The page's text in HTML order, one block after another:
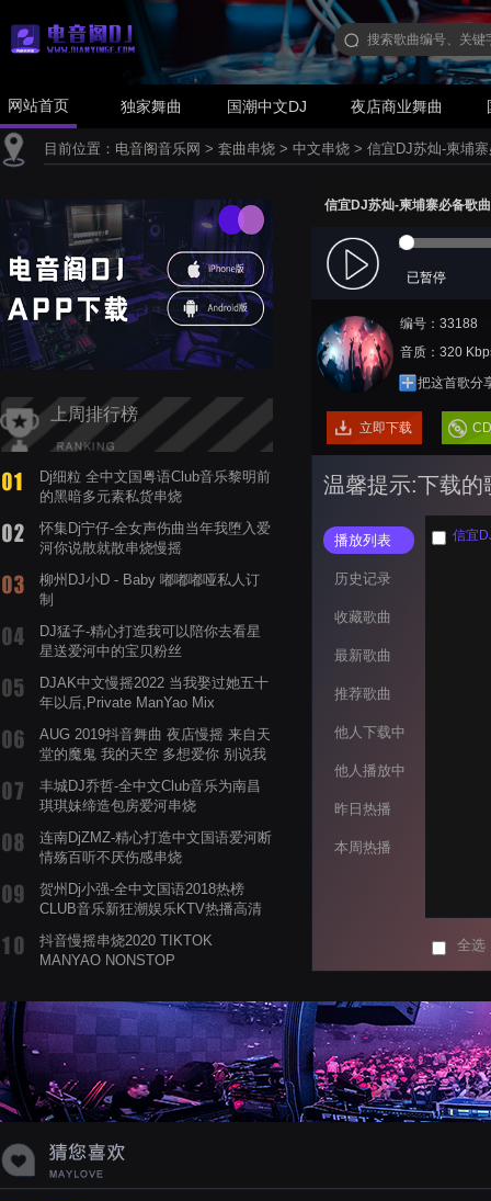
网站首页 独家舞曲 国潮中文DJ 夜店商业舞曲
目前位置： 电音阁音乐网 > 套曲串烧 > 中文串烧 > 信宜DJ苏灿-柬埔
上周排行榜
Dj细粒 全中文国粤语Club音乐黎明前
的黑暗多元素私货串烧
怀集Dj宁仔-全女声伤曲当年我堕入爱
河你说散就散串烧慢摇
柳州DJ小D - Baby 嘟嘟嘟哑私人订
制
DJ猛子-精心打造我可以陪你去看星
星送爱河中的宝贝粉丝
DJAK中文慢摇2022 当我娶过她五十
年以后,Private ManYao Mix
AUG 2019抖音舞曲 夜店慢摇 来自天
堂的魔鬼 我的天空 多想爱你 别说我
丰城DJ乔哲-全中文Club音乐为南昌
琪琪妹缔造包房爱河串烧
连南DjZMZ-精心打造中文国语爱河断
情殇百听不厌伤感串烧
贺州Dj小强-全中文国语2018热榜
CLUB音乐新狂潮娱乐KTV热播高清
抖音慢摇串烧2020 TIKTOK
MANYAO NONSTOP
蝉爸爸妈妈爱存在夏天的风是想你的
声音啊
信宜DJ苏灿-柬埔寨必备歌
已暂停
编号：33188
音质：320
把这首歌分
立即下载
温馨提示:下载的
播放列表
历史记录
收藏歌曲
最新歌曲
推荐歌曲
他人下载中
他人播放中
昨日热播
本周热播
信宜
全选